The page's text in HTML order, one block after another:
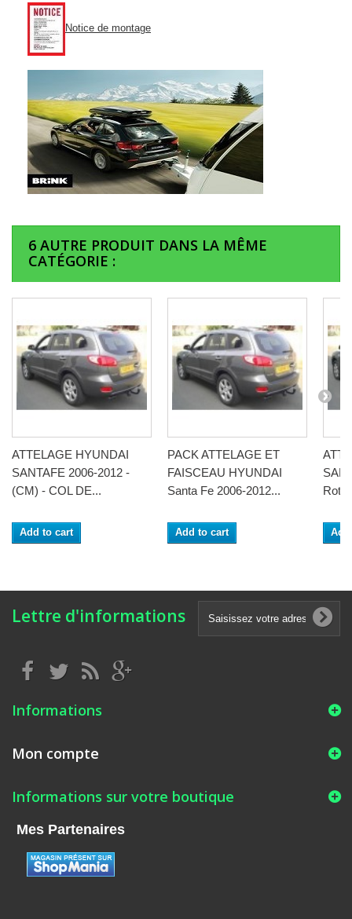
Notice de montage
6 AUTRE PRODUIT DANS LA MÊME
CATÉGORIE :
ATTELAGE HYUNDAI
SANTAFE 2006-2012 -
(CM) - COL DE...
Add to cart
PACK ATTELAGE ET
FAISCEAU HYUNDAI
Santa Fe 2006-2012...
Add to cart
Lettre d'informations
Informations
Mon compte
Informations sur votre boutique
Mes Partenaires